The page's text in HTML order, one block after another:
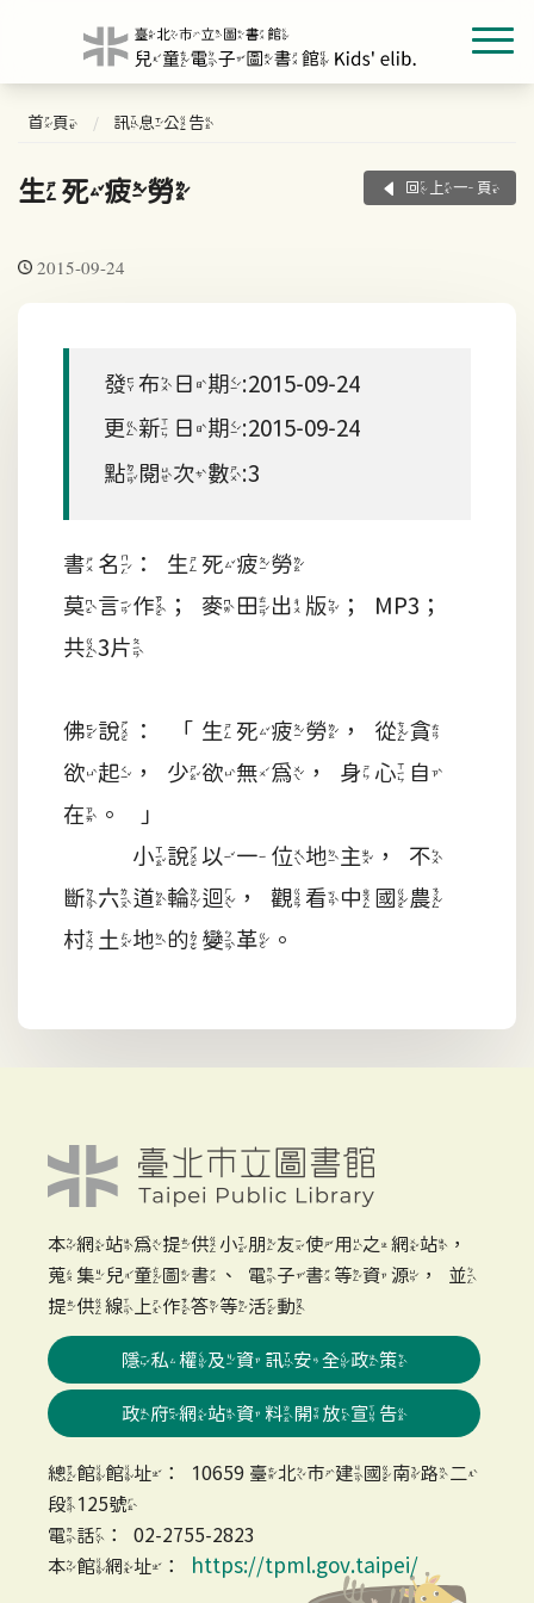
首頁 訊息公告
生死疲勞 回上一頁
2015-09-24
發布日期:2015-09-24
更新日期:2015-09-24
點閱次數:3
書名：生死疲勞
莫言作；麥田出版；MP3；
共3片
佛說：「生死疲勞，從貪
欲起，少欲無為，身心自
在。」
小說以一位地主，不
斷六道輪迴，觀看中國農
村土地的變革。
本網站為提供小朋友使用之網站，
蒐集兒童圖書、電子書等資源，並
提供線上作答等活動
隱私權及資訊安全政策
政府網站資料開放宣告
總館館址：10659 臺北市建國南路二
段125號
電話：02-2755-2823
本館網址：
https://tpml.gov.taipei/